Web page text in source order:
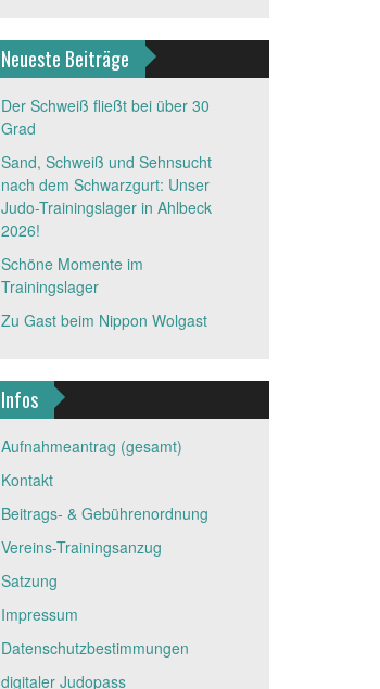
Neueste Beiträge
Der Schweiß fließt bei über 30
Grad
Sand, Schweiß und Sehnsucht
nach dem Schwarzgurt: Unser
Judo-Trainingslager in Ahlbeck
2026!
Schöne Momente im
Trainingslager
Zu Gast beim Nippon Wolgast
Infos
Aufnahmeantrag (gesamt)
Kontakt
Beitrags- & Gebührenordnung
Vereins-Trainingsanzug
Satzung
Impressum
Datenschutzbestimmungen
digitaler Judopass